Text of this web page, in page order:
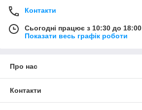
Контакти
Сьогодні працює з 10:30 до 18:00
Показати весь графік роботи
Про нас
Контакти